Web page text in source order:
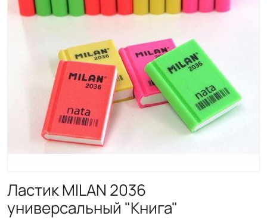
Ластик MILAN 2036
универсальный "Книга"